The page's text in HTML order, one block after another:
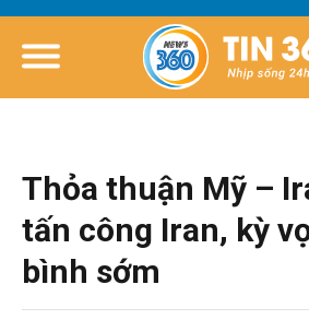
Thỏa thuận Mỹ –
tấn công Iran, kỳ
bình sớm